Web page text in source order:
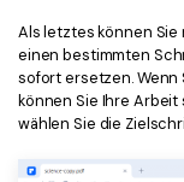
Als letztes können Sie
einen bestimmten
sofort ersetzen.
können Sie Ihre
wählen Sie die